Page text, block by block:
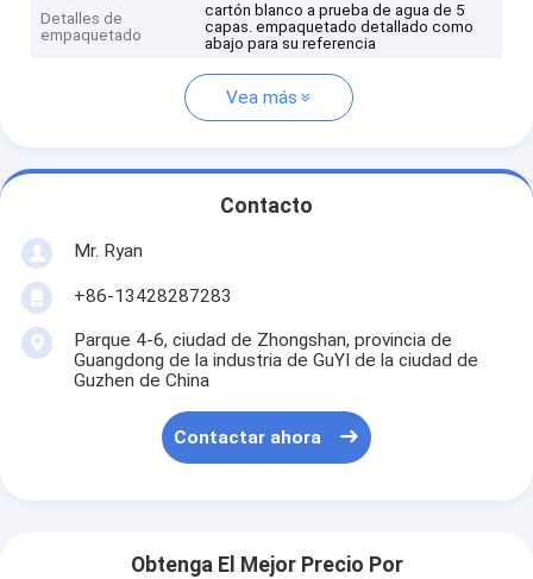
Detalles de
empaquetado
cartón blanco a prueba de agua de 5
capas. empaquetado detallado como
abajo para su referencia
Vea más
Contacto
Mr. Ryan
+86-13428287283
Parque 4-6, ciudad de Zhongshan, provincia de
Guangdong de la industria de GuYI de la ciudad de
Guzhen de China
Contactar ahora
Obtenga El Mejor Precio Por